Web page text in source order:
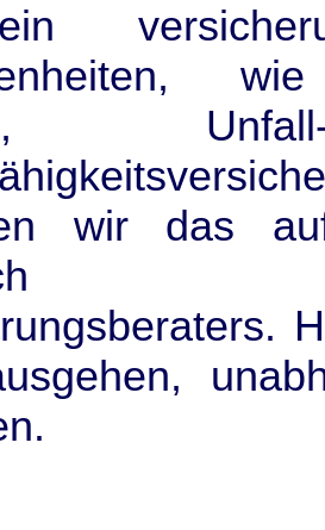
,
wir das